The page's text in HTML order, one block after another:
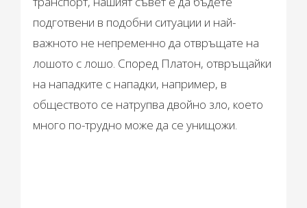
подготвени в подобни ситуации и най-
важното не непременно да отвръщате на
лошото с лошо. Според Платон, отвръщайки
на нападките с нападки, например, в
обществото се натрупва двойно зло, което
много по-трудно може да се унищожи.